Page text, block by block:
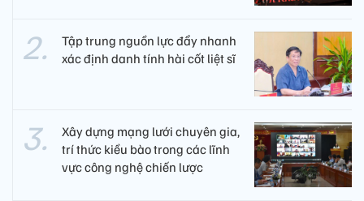
Tập trung nguồn lực đẩy nhanh
xác định danh tính hài cốt liệt sĩ
Xây dựng mạng lưới chuyên gia,
trí thức kiều bào trong các lĩnh
vực công nghệ chiến lược